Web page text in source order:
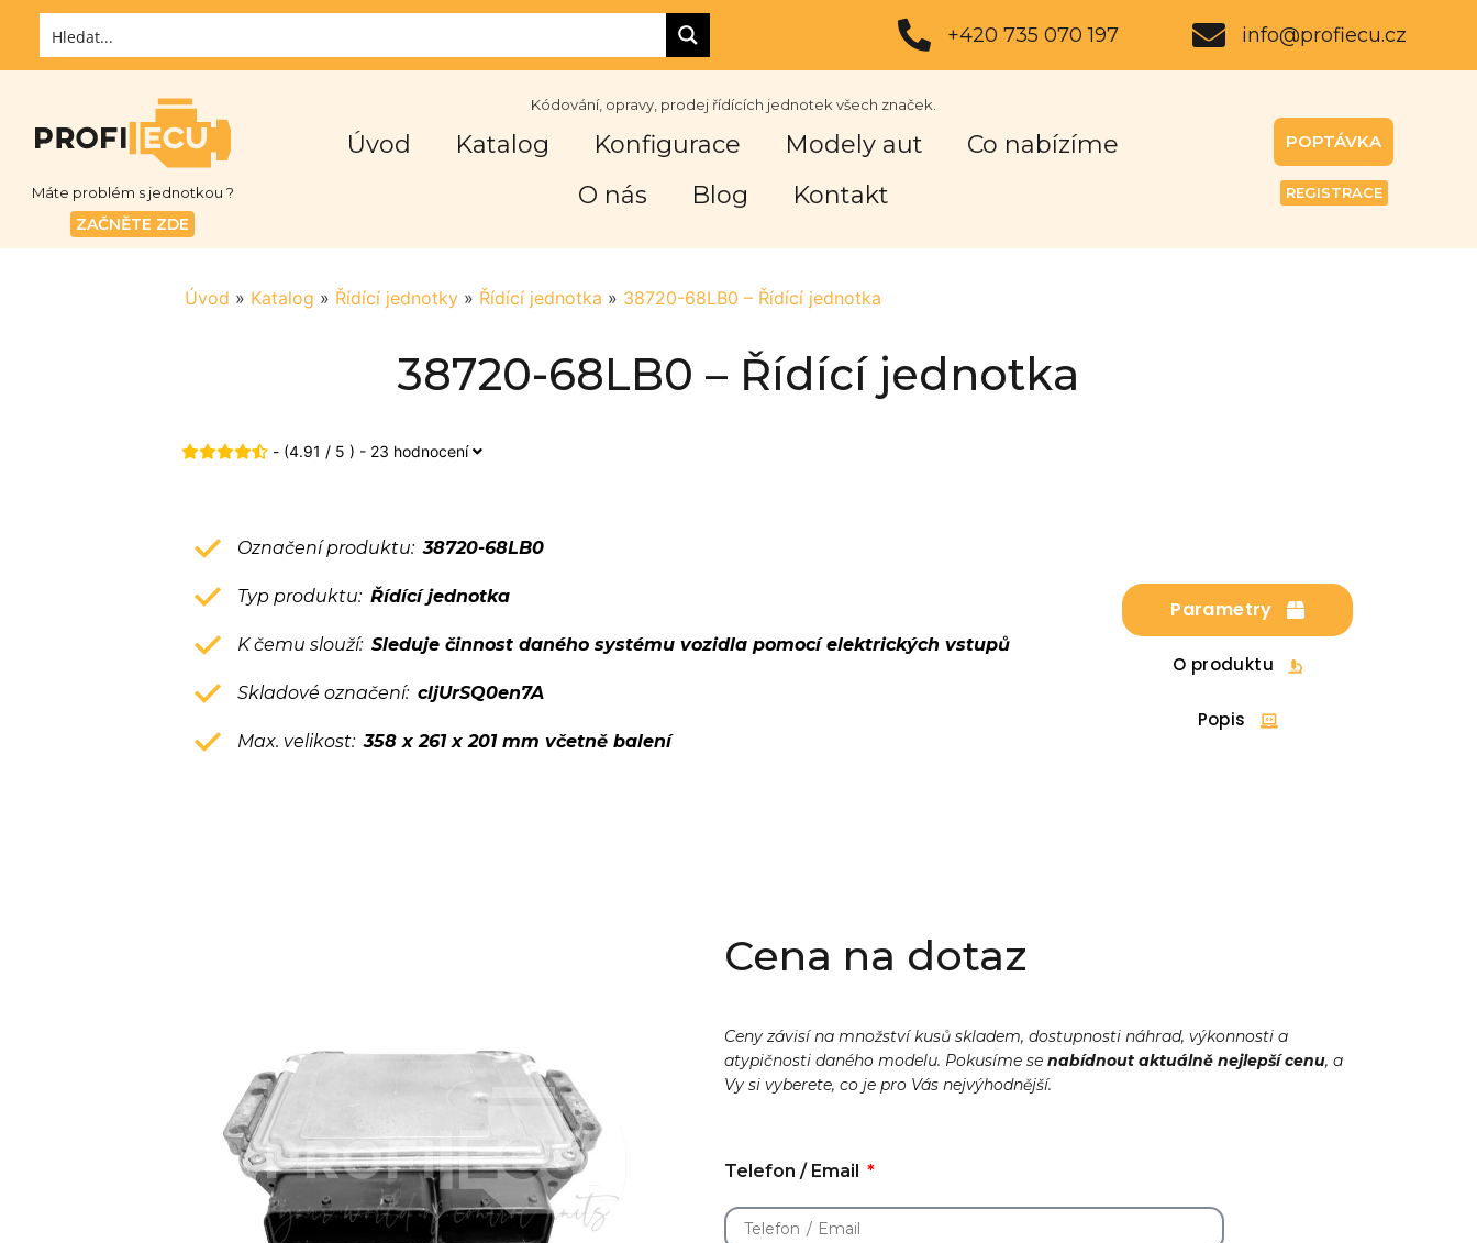
+420 735 070 197 info@profiecu.cz
Máte problém s jednotkou ?
ZAČNĚTE ZDE
Kódování, opravy, prodej řídících jednotek všech značek.
Úvod Katalog Konfigurace Modely aut
Co nabízíme
O nás
Blog Kontakt
POPTÁVKA
REGISTRACE
Úvod » Katalog » Řídící jednotky » Řídící jednotka » 38720-68LB0 – Řídící jednotka
38720-68LB0 – Řídící jednotka
- (4.91 / 5 ) - 23 hodnocení
Parametry
O produktu
Popis
Označení produktu:38720-68LB0
Typ produktu: Řídící jednotka
K čemu slouží: Sleduje činnost daného systému vozidla pomocí elektrických vstupů
Skladové označení: cljUrSQ0en7A
Max. velikost:358 x 261 x 201 mm včetně balení
Cena na dotaz
Ceny závisí na množství kusů skladem, dostupnosti náhrad, výkonnosti a
atypičnosti daného modelu. Pokusíme senabídnout aktuálně nejlepší cenu, a
Vy si vyberete, co je pro Vás nejvýhodnější.
Telefon / Email